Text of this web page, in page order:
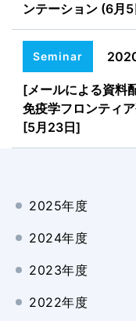
ンテーション (6月
Seminar
[メールによる資料
免疫学フロンティ
[5月23日]
2025年度
2024年度
2023年度
2022年度